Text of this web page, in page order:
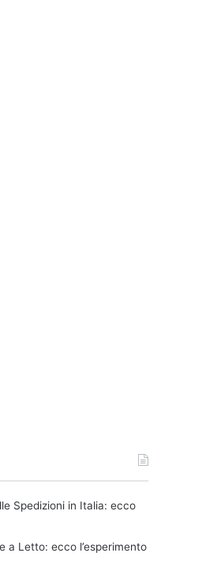
Spedizioni in Italia: ecco
a Letto: ecco l’esperimento